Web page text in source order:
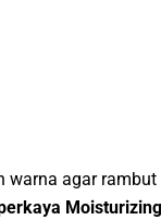
warna agar rambut
Moisturizing